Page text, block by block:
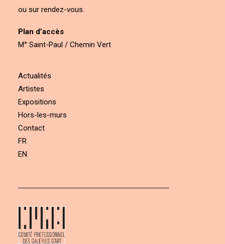
ou sur rendez-vous.
Plan d’accès
M° Saint-Paul / Chemin Vert
Actualités
Artistes
Expositions
Hors-les-murs
Contact
FR
EN